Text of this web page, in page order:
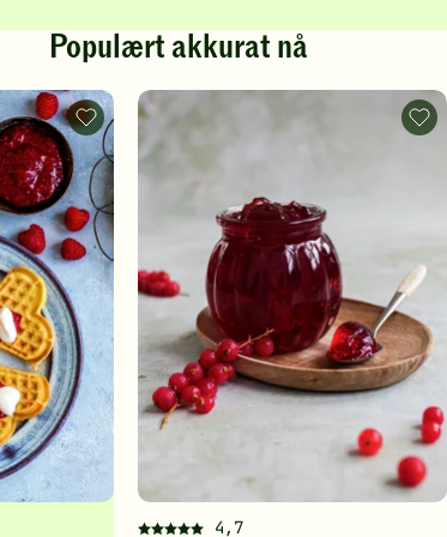
Populært akkurat nå
Vafler
-
legg
til
favoritter
4,7
-